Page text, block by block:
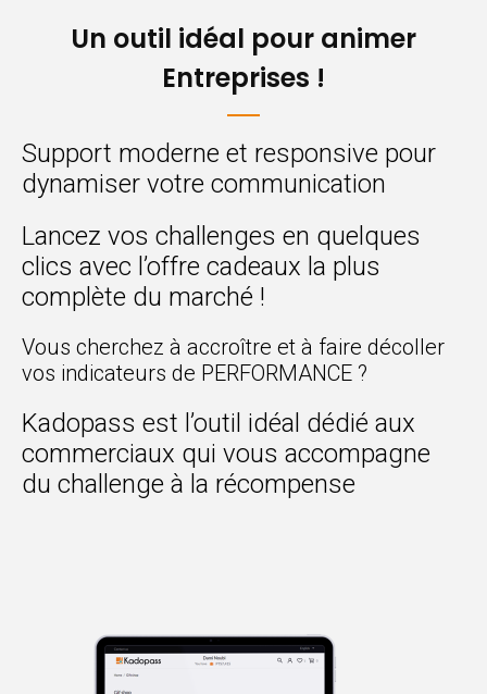
Un outil idéal pour animer
Entreprises !
Support moderne et responsive pour
dynamiser votre communication
Lancez vos challenges en quelques
clics avec l’offre cadeaux la plus
complète du marché !
Vous cherchez à accroître et à faire décoller
vos indicateurs de PERFORMANCE ?
Kadopass est l’outil idéal dédié aux
commerciaux qui vous accompagne
du challenge à la récompense